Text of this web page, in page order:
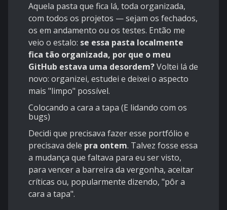
Aquela pasta que fica lá, toda organizada,
com todos os projetos — sejam os fechados,
os em andamento ou os testes. Então me
veio o estalo: se essa pasta localmente
fica tão organizada, por que o meu
GitHub estava uma desordem?Voltei lá de
novo: organizei, estudei e deixei o aspecto
mais "limpo" possível.
Colocando a cara a tapa (E lidando com os
bugs)
Decidi que precisava fazer esse portfólio e
precisava dele pra ontem. Talvez fosse essa
a mudança que faltava para eu ser visto,
para vencer a barreira da vergonha, aceitar
críticas ou, popularmente dizendo, "pôr a
cara a tapa".